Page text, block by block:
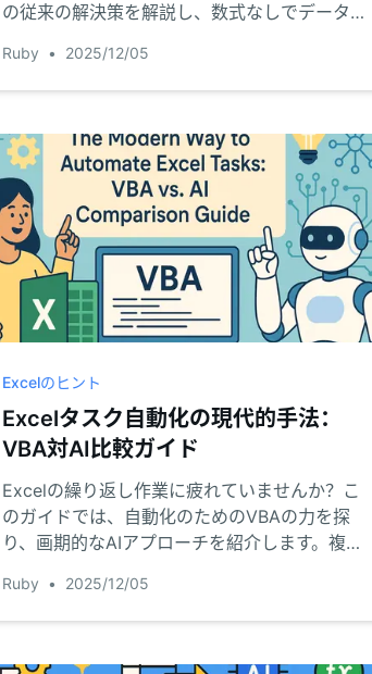
の従来の解決策を解説し、数式なしでデータか
します。
Ruby • 2025/12/05
Excelのヒント
Excelタスク自動化の現代的手法：
VBA対AI比較ガイド
Excelの繰り返し作業に疲れていませんか？こ
のガイドでは、自動化のためのVBAの力を探
り、画期的なAIアプローチを紹介します。複雑
きる、シンプルな自然言語指示の使い方を学び
ましょう。
Ruby • 2025/12/05